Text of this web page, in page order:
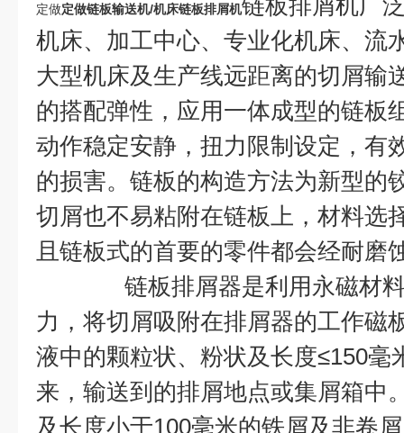
定做定做链板输送机/机床链板排屑机链板排屑机广
机床、加工中心、专业化机床、流
大型机床及生产线远距离的切屑输
的搭配弹性，应用一体成型的链板
动作稳定安静，扭力限制设定，有
的损害。链板的构造方法为新型的
切屑也不易粘附在链板上，材料选
且链板式的首要的零件都
链板排屑器是利用永磁材
力，将切屑吸附在排屑器的工作磁
液中的颗粒状、粉状及长度≤150毫
来，输送到的排屑地点或集屑箱中
及长度小于100毫米的铁屑及非卷